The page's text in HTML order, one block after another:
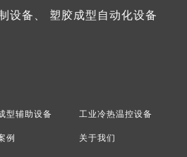
设备、 塑胶成型自动化设备
型辅助设备 工业冷热温控设备
例 关于我们